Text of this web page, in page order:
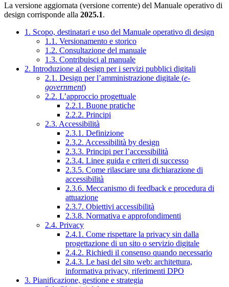
La versione aggiornata (versione corrente) del Manuale operativo di
design corrisponde alla 2025.1.
1. Scopo, destinatari e uso del Manuale operativo di design
1.1. Versionamento e storico
1.2. Consultazione del manuale
1.3. Contribuisci al manuale
2. Introduzione al design per i servizi pubblici digitali
2.1. Design per l’amministrazione digitale (e-
government)
2.2. L’approccio progettuale
2.2.1. Buone pratiche
2.2.2. Principi
2.3. Accessibilità
2.3.1. Definizione
2.3.2. Accessibilità by design
2.3.3. Principi per l’accessibilità
2.3.4. Linee guida e criteri di successo
2.3.5. Come rilasciare una dichiarazione di
accessibilità
2.3.6. Meccanismo di feedback e procedura di
attuazione
2.3.7. Obiettivi accessibilità
2.3.8. Normativa e approfondimenti
2.4. Privacy
2.4.1. Come rispettare la privacy sin dalla
progettazione di un sito o servizio digitale
2.4.2. Richiedi il consenso quando necessario
2.4.3. Le basi del sito web: architettura,
informativa privacy, riferimenti DPO
3. Pianificazione, gestione e strategia